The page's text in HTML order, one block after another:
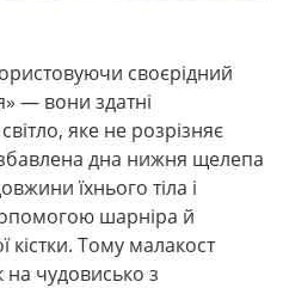
своєрідний
— вони здатні
яке не розрізняє
дна нижня щелепа
їхнього тіла і
шарніра й
кістки. Тому малакост
на чудовисько з